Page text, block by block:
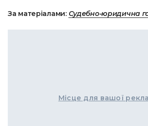
За матеріалами: Судебно-юридична
Місце для вашої